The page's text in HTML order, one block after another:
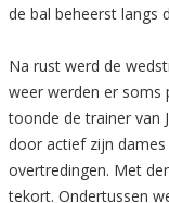
de bal beheerst langs
Na rust werd de
weer werden er soms
toonde de trainer van
door actief zijn
overtredingen. Met
tekort. Ondertussen